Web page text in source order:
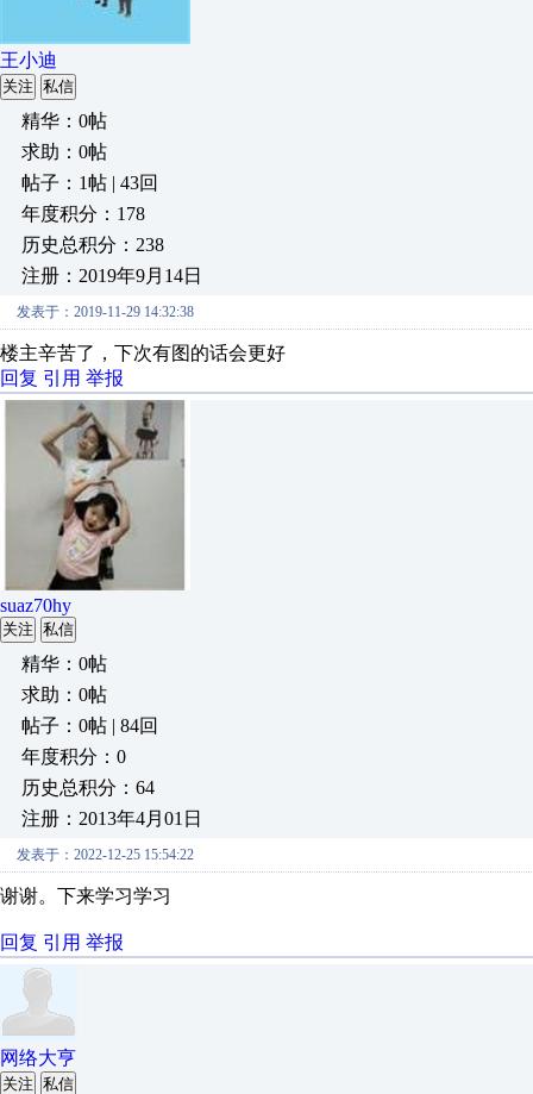
王小迪
关注 私信
精华：0帖
求助：0帖
帖子：1帖 | 43回
年度积分：178
历史总积分：238
注册：2019年9月14日
发表于：2019-11-29 14:32:38
楼主辛苦了，下次有图的话会更好
回复 引用 举报
suaz70hy
关注 私信
精华：0帖
求助：0帖
帖子：0帖 | 84回
年度积分：0
历史总积分：64
注册：2013年4月01日
发表于：2022-12-25 15:54:22
谢谢。下来学习学习
回复 引用 举报
网络大亨
关注 私信